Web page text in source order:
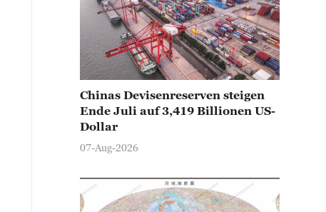
Chinas Devisenreserven steigen
Ende Juli auf 3,419 Billionen US-
Dollar
07-Aug-2026